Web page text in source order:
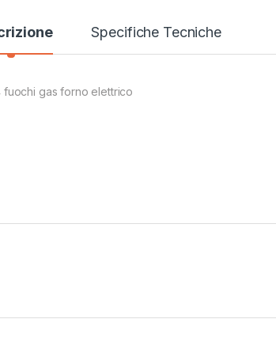
Specifiche Tecniche
fuochi gas forno elettrico